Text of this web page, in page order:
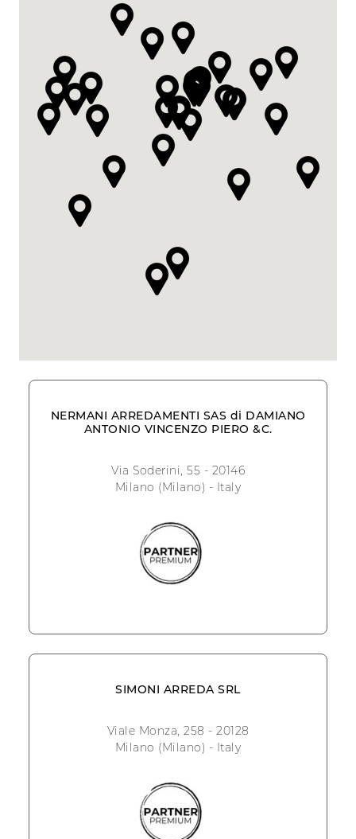
NERMANI ARREDAMENTI SAS di DAMIANO
ANTONIO VINCENZO PIERO &C.
Via Soderini, 55 - 20146
Milano (Milano) - Italy
SIMONI ARREDA SRL
Viale Monza, 258 - 20128
Milano (Milano) - Italy